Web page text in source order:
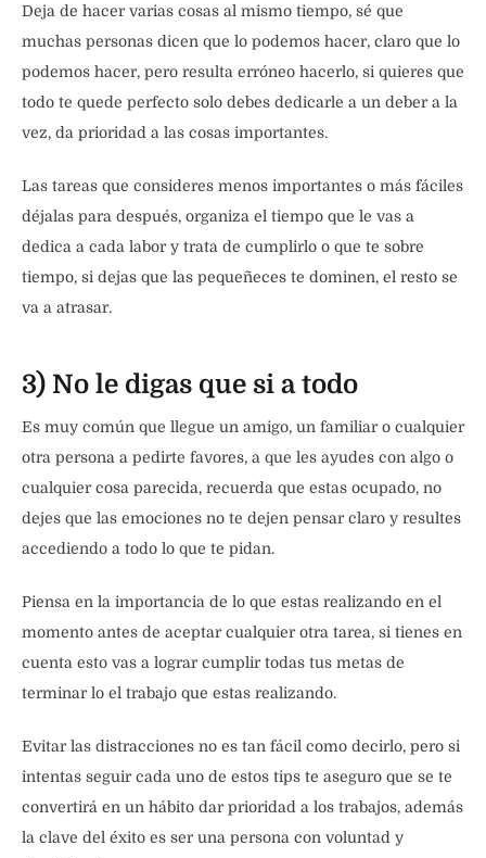
Deja de hacer varias cosas al mismo tiempo, sé que
muchas personas dicen que lo podemos hacer, claro que lo
podemos hacer, pero resulta erróneo hacerlo, si quieres que
todo te quede perfecto solo debes dedicarle a un deber a la
vez, da prioridad a las cosas importantes.
Las tareas que consideres menos importantes o más fáciles
déjalas para después, organiza el tiempo que le vas a
dedica a cada labor y trata de cumplirlo o que te sobre
tiempo, si dejas que las pequeñeces te dominen, el resto se
va a atrasar.
3) No le digas que si a todo
Es muy común que llegue un amigo, un familiar o cualquier
otra persona a pedirte favores, a que les ayudes con algo o
cualquier cosa parecida, recuerda que estas ocupado, no
dejes que las emociones no te dejen pensar claro y resultes
accediendo a todo lo que te pidan.
Piensa en la importancia de lo que estas realizando en el
momento antes de aceptar cualquier otra tarea, si tienes en
cuenta esto vas a lograr cumplir todas tus metas de
terminar lo el trabajo que estas realizando.
Evitar las distracciones no es tan fácil como decirlo, pero si
intentas seguir cada uno de estos tips te aseguro que se te
convertirá en un hábito dar prioridad a los trabajos, además
la clave del éxito es ser una persona con voluntad y